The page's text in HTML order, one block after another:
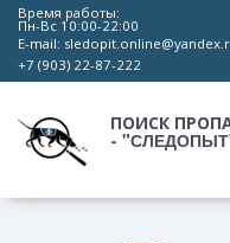
Время работы:
Пн-Вс 10:00-22:00
E-mail:
+7 (903) 22-87-222
ПОИСК
-